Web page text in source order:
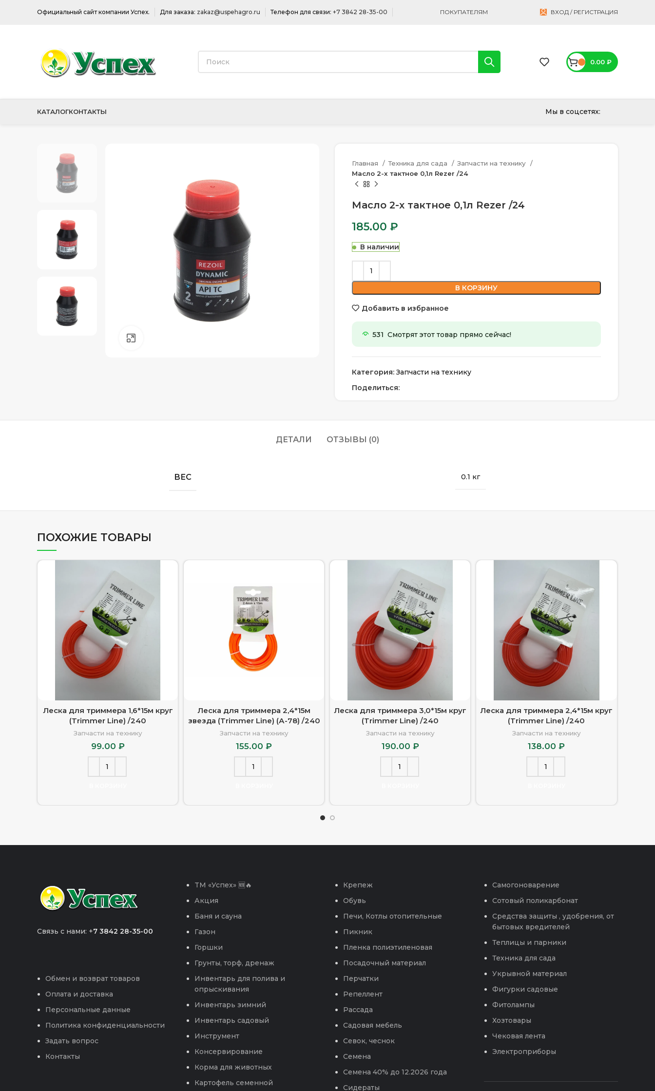
Официальный сайт компании Успех. Для заказа: zakaz@uspehagro.ru Телефон для связи: +7 3842 28-35-00 ПОКУПАТЕЛЯМ ВХОД / РЕГИСТРАЦИЯ
0.00 ₽
КАТАЛОГКОНТАКТЫ Мы в соцсетях:
Главная Техника для сада
Запчасти на технику
Масло 2-х тактное 0,1л Rezer /24
Масло 2-х тактное 0,1л Rezer /24
185.00 ₽
В наличии
В КОРЗИНУ
Добавить в избранное
531 Смотрят этот товар прямо сейчас!
Категория: Запчасти на технику
Поделиться:
ДЕТАЛИ ОТЗЫВЫ (0)
ВЕС 0.1 кг
ПОХОЖИЕ ТОВАРЫ
Леска для триммера 1,6*15м круг
(Trimmer Line) /240
Запчасти на технику
99.00 ₽
Леска для триммера 2,4*15м
звезда (Trimmer Line) (А-78) /240
Запчасти на технику
155.00₽
Леска для триммера 3,0*15м круг
(Trimmer Line) /240
Запчасти на технику
190.00 ₽
Леска для триммера 2,4*15м круг
(Trimmer Line) /240
Запчасти на технику
138.00₽
Связь с нами: +7 3842 28-35-00
Обмен и возврат товаров
Оплата и доставка
Персональные данные
Политика конфиденциальности
Задать вопрос
Контакты
TM «Успех» 🆕🔥
Акция
Баня и сауна
Газон
Горшки
Грунты, торф, дренаж
Инвентарь для полива и
опрыскивания
Инвентарь зимний
Инвентарь садовый
Инструмент
Консервирование
Корма для животных
Картофель семенной
Крепеж
Обувь
Печи, Котлы отопительные
Пикник
Пленка полиэтиленовая
Посадочный материал
Перчатки
Репеллент
Рассада
Садовая мебель
Севок, чеснок
Семена
Семена 40% до 12.2026 года
Сидераты
Самогоноварение
Сотовый поликарбонат
Средства защиты , удобрения, от
бытовых вредителей
Теплицы и парники
Техника для сада
Укрывной материал
Фигурки садовые
Фитолампы
Хозтовары
Чековая лента
Электроприборы